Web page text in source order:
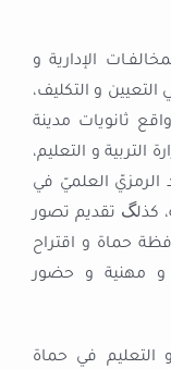
الإدارية و
و التكليف،
ثانويات مدينة
التربية و التعليم،
الرمزيّ العلميّ في
كذلگ تقديم تصور
حماة و اقتراح
و مهنية و حضور
التعليم في حماة